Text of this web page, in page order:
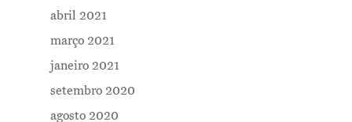
abril 2021
março 2021
janeiro 2021
setembro 2020
agosto 2020